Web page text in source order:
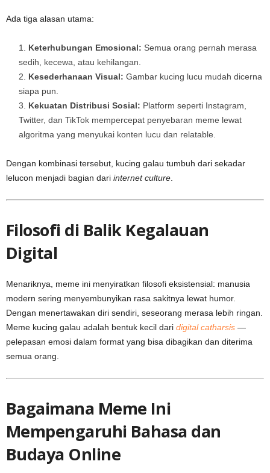
Ada tiga alasan utama:
Keterhubungan Emosional: Semua orang pernah merasa
sedih, kecewa, atau kehilangan.
Kesederhanaan Visual: Gambar kucing lucu mudah dicerna
siapa pun.
Kekuatan Distribusi Sosial: Platform seperti Instagram,
Twitter, dan TikTok mempercepat penyebaran meme lewat
algoritma yang menyukai konten lucu dan relatable.
Dengan kombinasi tersebut, kucing galau tumbuh dari sekadar
lelucon menjadi bagian dari internet culture
Filosofi di Balik Kegalauan
Digital
Menariknya, meme ini menyiratkan filosofi eksistensial: manusia
modern sering menyembunyikan rasa sakitnya lewat humor.
Dengan menertawakan diri sendiri, seseorang merasa lebih ringan.
Meme kucing galau adalah bentuk kecil dari digital catharsis —
pelepasan emosi dalam format yang bisa dibagikan dan diterima
semua orang.
Bagaimana Meme Ini
Mempengaruhi Bahasa dan
Budaya Online